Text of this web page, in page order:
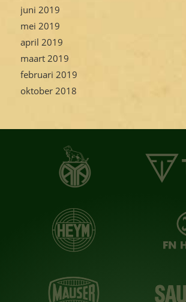
juni 2019
mei 2019
april 2019
maart 2019
februari 2019
oktober 2018